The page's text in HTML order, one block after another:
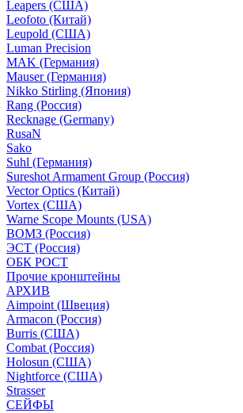
Leapers (США)
Leofoto (Китай)
Leupold (США)
Luman Precision
MAK (Германия)
Mauser (Германия)
Nikko Stirling (Япония)
Rang (Россия)
Recknage (Germany)
RusaN
Sako
Suhl (Германия)
Sureshot Armament Group (Россия)
Vector Optics (Китай)
Vortex (США)
Warne Scope Mounts (USA)
ВОМЗ (Россия)
ЭСТ (Россия)
ОБК РОСТ
Прочие кронштейны
АРХИВ
Aimpoint (Швеция)
Armacon (Россия)
Burris (США)
Combat (Россия)
Holosun (США)
Nightforce (США)
Strasser
СЕЙФЫ